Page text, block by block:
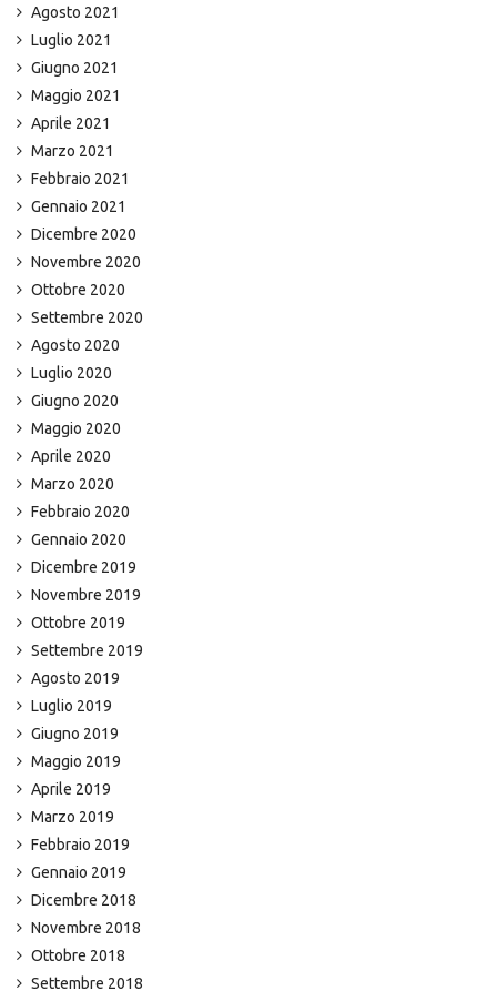
Agosto 2021
Luglio 2021
Giugno 2021
Maggio 2021
Aprile 2021
Marzo 2021
Febbraio 2021
Gennaio 2021
Dicembre 2020
Novembre 2020
Ottobre 2020
Settembre 2020
Agosto 2020
Luglio 2020
Giugno 2020
Maggio 2020
Aprile 2020
Marzo 2020
Febbraio 2020
Gennaio 2020
Dicembre 2019
Novembre 2019
Ottobre 2019
Settembre 2019
Agosto 2019
Luglio 2019
Giugno 2019
Maggio 2019
Aprile 2019
Marzo 2019
Febbraio 2019
Gennaio 2019
Dicembre 2018
Novembre 2018
Ottobre 2018
Settembre 2018